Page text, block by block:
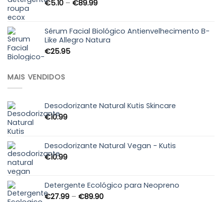
€5.10 – €89.99Price
through
€89.99
Sérum Facial Biológico Antienvelhecimento B-
Like Allegro Natura
€25.95
MAIS VENDIDOS
Desodorizante Natural Kutis Skincare
€10.99
Desodorizante Natural Vegan - Kutis
€10.99
Detergente Ecológico para Neopreno
€27.99 – €89.90Price